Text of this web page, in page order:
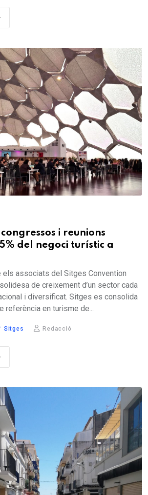
i reunions
del negoci turístic a
els associats del Sitges Convention
de creixement d’un sector cada
i diversificat. Sitges es consolida
referència en turisme de...
Sitges Redacció